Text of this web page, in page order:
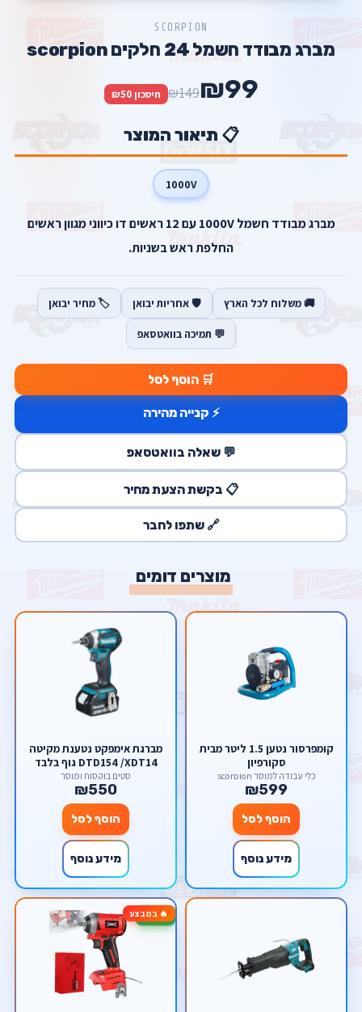
SCORPION
מברג מבודד חשמל 24 חלקים scorpion
₪99
₪149 חיסכון ₪50
📋 תיאור המוצר
1000V
מברג מבודד חשמל 1000V עם 12 ראשים דו כיווני מגוון ראשים
החלפת ראש בשניות.
🚚 משלוח לכל הארץ 🛡️ אחריות יבואן 🏷️ מחיר יבואן
💬 תמיכה בוואטסאפ
🛒 הוסף לסל
⚡ קנייה מהירה
💬 שאלה בוואטסאפ
📋 בקשת הצעת מחיר
🔗 שתפו לחבר
מוצרים דומים
קומפרסור נטען 1.5 ליטר מבית
סקורפיון
כלי עבודה למוסך scorpion
₪599
הוסף לסל
מידע נוסף
מברגת אימפקט נטענת מקיטה
DTD154 /XDT14 גוף בלבד
סטים בוקסות ומוסך
₪550
הוסף לסל
מידע נוסף
🔥 במבצע-60%